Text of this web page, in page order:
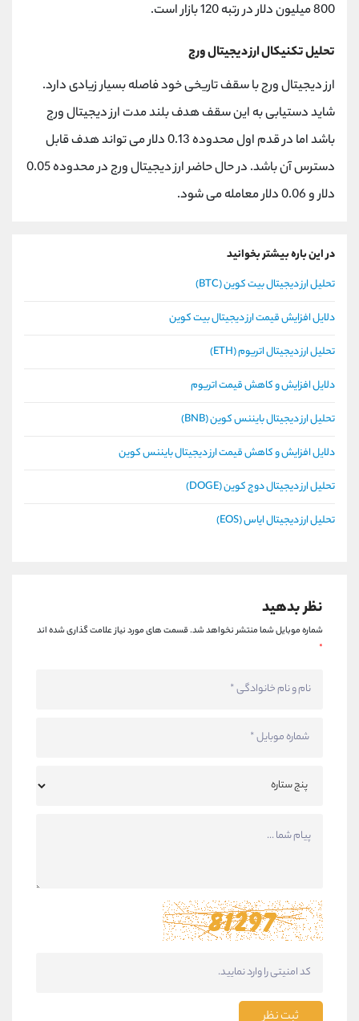
800 میلیون دلار در رتبه 120 بازار است.
تحلیل تکنیکال ارز دیجیتال ورج
ارز دیجیتال ورج با سقف تاریخی خود فاصله بسیار زیادی دارد.
شاید دستیابی به این سقف هدف بلند مدت ارز دیجیتال ورج
باشد اما در قدم اول محدوده 0.13 دلار می تواند هدف قابل
دسترس آن باشد. در حال حاضر ارز دیجیتال ورج در محدوده 0.05
دلار و 0.06 دلار معامله می شود.
در این باره بیشتر بخوانید
تحلیل ارز دیجیتال بیت کوین (BTC)
دلایل افزایش قیمت ارز دیجیتال بیت کوین
تحلیل ارز دیجیتال اتریوم (ETH)
دلایل افزایش و کاهش قیمت اتریوم
تحلیل ارز دیجیتال بایننس کوین (BNB)
دلایل افزایش و کاهش قیمت ارز دیجیتال بایننس کوین
تحلیل ارز دیجیتال دوج کوین (DOGE)
تحلیل ارز دیجیتال ایاس (EOS)
نظر بدهید
شماره موبایل شما منتشر نخواهد شد.قسمت های مورد نیاز علامت گذاری شده اند
*